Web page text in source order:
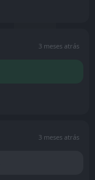
3 meses atrás
3 meses atrás